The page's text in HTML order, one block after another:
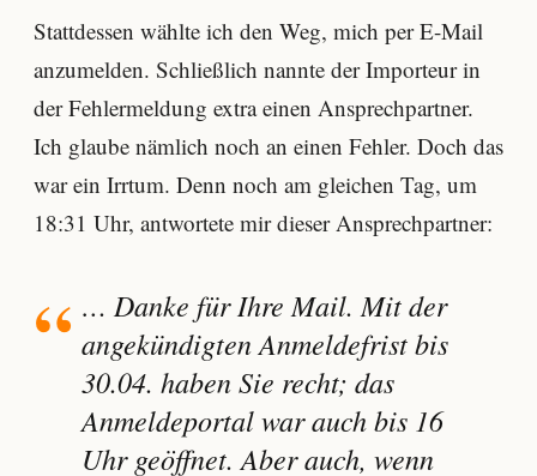
Stattdessen wählte ich den Weg, mich per E-Mail
anzumelden. Schließlich nannte der Importeur in
der Fehlermeldung extra einen Ansprechpartner.
Ich glaube nämlich noch an einen Fehler. Doch das
war ein Irrtum. Denn noch am gleichen Tag, um
18:31 Uhr, antwortete mir dieser Ansprechpartner:
… Danke für Ihre Mail. Mit der
angekündigten Anmeldefrist bis
30.04. haben Sie recht; das
Anmeldeportal war auch bis 16
Uhr geöffnet. Aber auch, wenn